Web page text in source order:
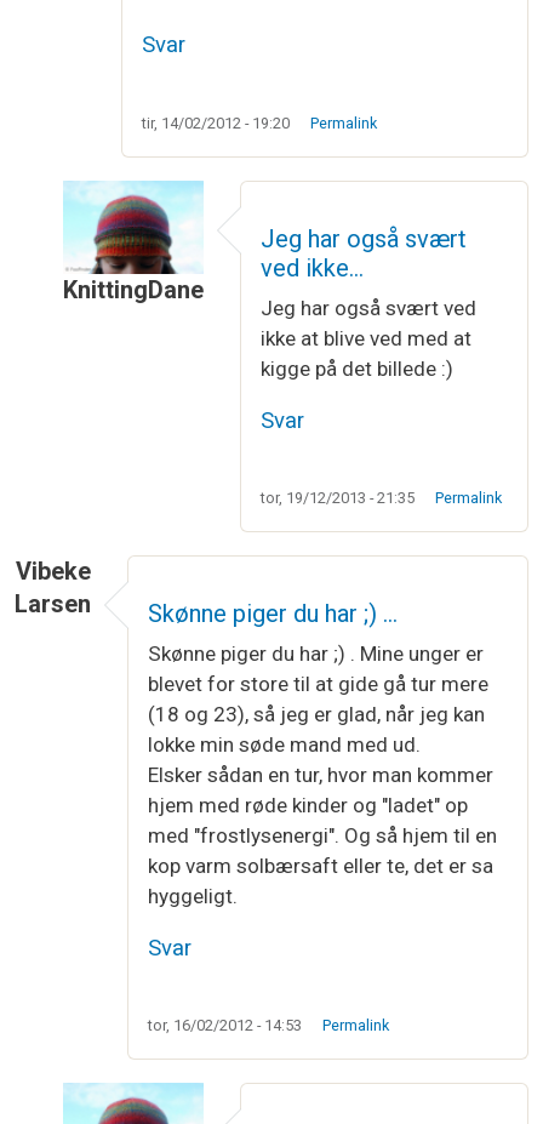
Svar
tir, 14/02/2012 - 19:20 Permalink
KnittingDane
Gud hvor er hun smuk din afStinna
Jeg har også svært
ved ikke…
Jeg har også svært ved
ikke at blive ved med at
kigge på det billede :)
Svar
tor, 19/12/2013 - 21:35 Permalink
Vibeke
Larsen
Skønne piger du har ;) …
Skønne piger du har ;) . Mine unger er
blevet for store til at gide gå tur mere
(18 og 23), så jeg er glad, når jeg kan
lokke min søde mand med ud.
Elsker sådan en tur, hvor man kommer
hjem med røde kinder og "ladet" op
med "frostlysenergi". Og så hjem til en
kop varm solbærsaft eller te, det er sa
hyggeligt.
Svar
tor, 16/02/2012 - 14:53 Permalink